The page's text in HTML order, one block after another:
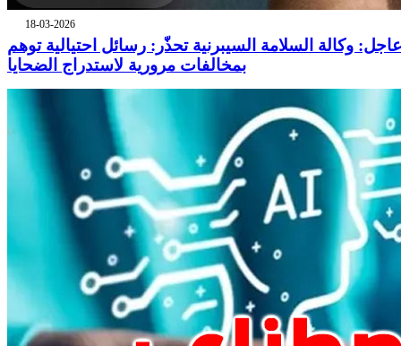
18-03-2026
عاجل: وكالة السلامة السيبرنية تحذّر: رسائل احتيالية توهم
بمخالفات مرورية لاستدراج الضحايا